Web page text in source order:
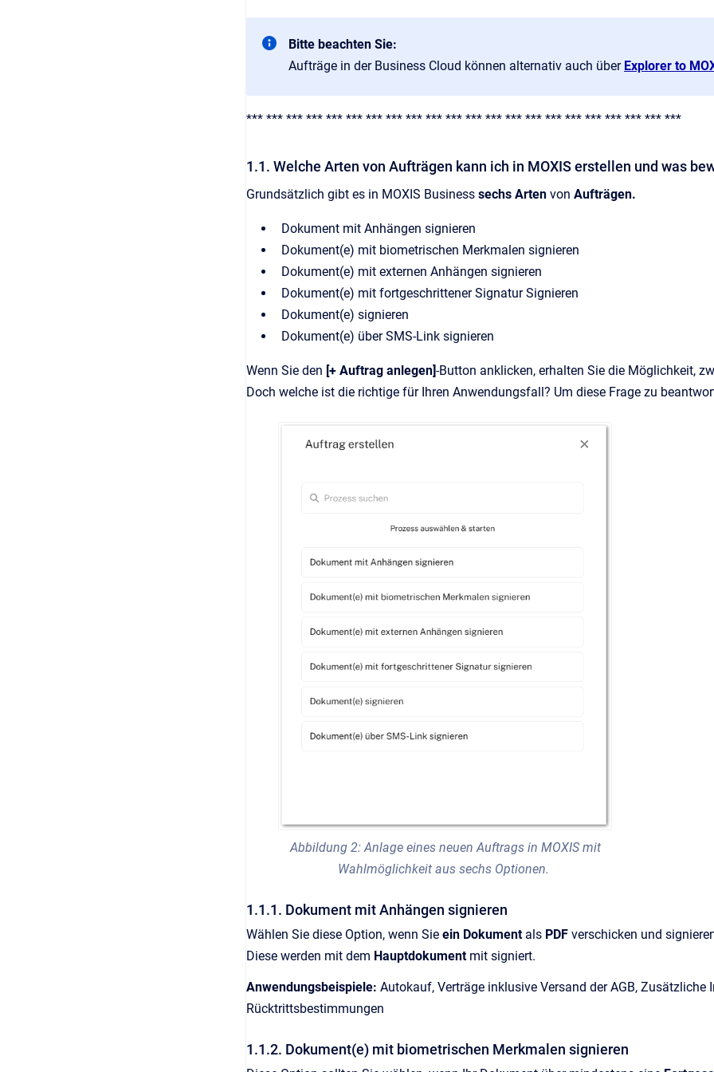
Bitte beachten Sie:
Aufträge in der Business Cloud können alternativ auch über Explorer to
*** *** *** *** *** *** *** *** *** *** *** *** *** *** *** *** *** *** *** *** *** ***
1.1. Welche Arten von Aufträgen kann ich in MOXIS erstellen und was
Grundsätzlich gibt es in MOXIS Business sechs Arten von Aufträgen.
Dokument mit Anhängen signieren
Dokument(e) mit biometrischen Merkmalen signieren
Dokument(e) mit externen Anhängen signieren
Dokument(e) mit fortgeschrittener Signatur Signieren
Dokument(e) signieren
Dokument(e) über SMS-Link signieren
Wenn Sie den [+ Auftrag anlegen]-Button anklicken, erhalten Sie die Möglichkeit,
Doch welche ist die richtige für Ihren Anwendungsfall? Um diese Frage zu
Abbildung 2: Anlage eines neuen Auftrags in MOXIS mit
Wahlmöglichkeit aus sechs Optionen.
1.1.1. Dokument mit Anhängen signieren
Wählen Sie diese Option, wenn Sie ein Dokument als PDF verschicken und
Diese werden mit dem Hauptdokumentmit signiert.
Anwendungsbeispiele: Autokauf, Verträge inklusive Versand der AGB,
Rücktrittsbestimmungen
1.1.2. Dokument(e) mit biometrischen Merkmalen signieren